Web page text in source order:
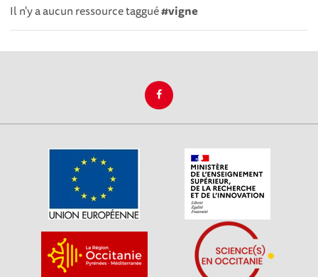
Il n'y a aucun ressource taggué#vigne